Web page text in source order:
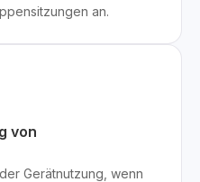
an.
von
Gerätnutzung, wenn